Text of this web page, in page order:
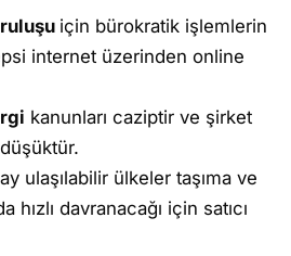
için bürokratik işlemlerin
internet üzerinden online
kanunları caziptir ve şirket
ulaşılabilir ülkeler taşıma ve
hızlı davranacağı için satıcı